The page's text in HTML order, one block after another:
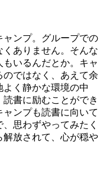
ャンプ。グループでの
ありません。そんな
いるんだとか。キャ
ではなく、あえて余
く静かな環境の中
書に励むことができ
ンプも読書に向いて
思わずやってみたく
放されて、心が穏や